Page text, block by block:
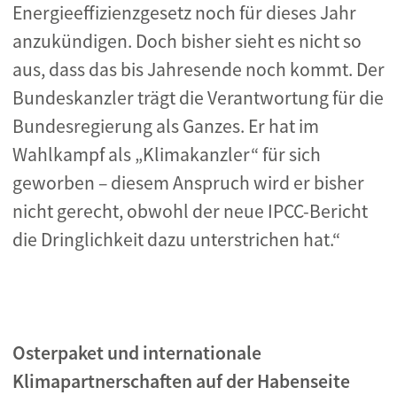
Energieeffizienzgesetz noch für dieses Jahr
anzukündigen. Doch bisher sieht es nicht so
aus, dass das bis Jahresende noch kommt. Der
Bundeskanzler trägt die Verantwortung für die
Bundesregierung als Ganzes. Er hat im
Wahlkampf als „Klimakanzler“ für sich
geworben – diesem Anspruch wird er bisher
nicht gerecht, obwohl der neue IPCC-Bericht
die Dringlichkeit dazu unterstrichen hat.“
Osterpaket und internationale
Klimapartnerschaften auf der Habenseite